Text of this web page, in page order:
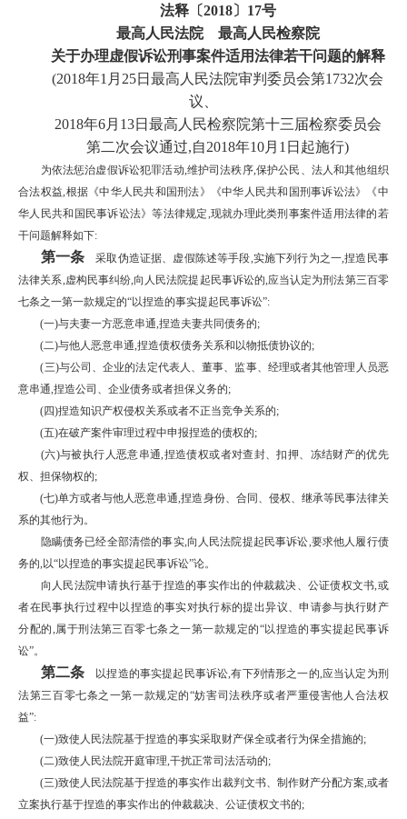
法释〔2018〕17号
最高人民法院 最高人民检察院
关于办理虚假诉讼刑事案件适用法律若干问题的解释
(2018年1月25日最高人民法院审判委员会第1732次会
议、
2018年6月13日最高人民检察院第十三届检察委员会
第二次会议通过,自2018年10月1日起施行)
为依法惩治虚假诉讼犯罪活动,维护司法秩序,保护公民、法人和其他组织
合法权益,根据《中华人民共和国刑法》《中华人民共和国刑事诉讼法》《中
华人民共和国民事诉讼法》等法律规定,现就办理此类刑事案件适用法律的若
干问题解释如下:
第一条 采取伪造证据、虚假陈述等手段,实施下列行为之一,捏造民事
法律关系,虚构民事纠纷,向人民法院提起民事诉讼的,应当认定为刑法第三百零
七条之一第一款规定的“以捏造的事实提起民事诉讼”:
(一)与夫妻一方恶意串通,捏造夫妻共同债务的;
(二)与他人恶意串通,捏造债权债务关系和以物抵债协议的;
(三)与公司、企业的法定代表人、董事、监事、经理或者其他管理人员恶
意串通,捏造公司、企业债务或者担保义务的;
(四)捏造知识产权侵权关系或者不正当竞争关系的;
(五)在破产案件审理过程中申报捏造的债权的;
(六)与被执行人恶意串通,捏造债权或者对查封、扣押、冻结财产的优先
权、担保物权的;
(七)单方或者与他人恶意串通,捏造身份、合同、侵权、继承等民事法律关
系的其他行为。
隐瞒债务已经全部清偿的事实,向人民法院提起民事诉讼,要求他人履行债
务的,以“以捏造的事实提起民事诉讼”论。
向人民法院申请执行基于捏造的事实作出的仲裁裁决、公证债权文书,或
者在民事执行过程中以捏造的事实对执行标的提出异议、申请参与执行财产
分配的,属于刑法第三百零七条之一第一款规定的“以捏造的事实提起民事诉
讼”。
第二条 以捏造的事实提起民事诉讼,有下列情形之一的,应当认定为刑
法第三百零七条之一第一款规定的“妨害司法秩序或者严重侵害他人合法权
益”:
(一)致使人民法院基于捏造的事实采取财产保全或者行为保全措施的;
(二)致使人民法院开庭审理,干扰正常司法活动的;
(三)致使人民法院基于捏造的事实作出裁判文书、制作财产分配方案,或者
立案执行基于捏造的事实作出的仲裁裁决、公证债权文书的;